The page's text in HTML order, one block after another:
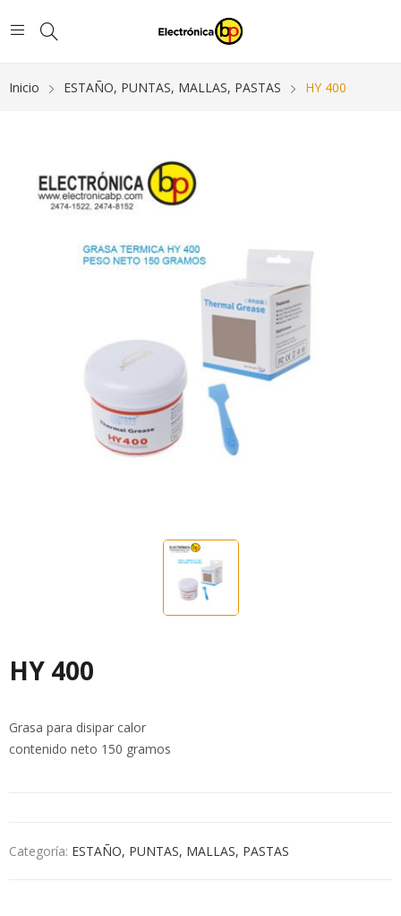
Inicio ESTAÑO, PUNTAS, MALLAS, PASTAS HY 400
HY 400
Grasa para disipar calor
contenido neto 150 gramos
Categoría: ESTAÑO, PUNTAS, MALLAS, PASTAS